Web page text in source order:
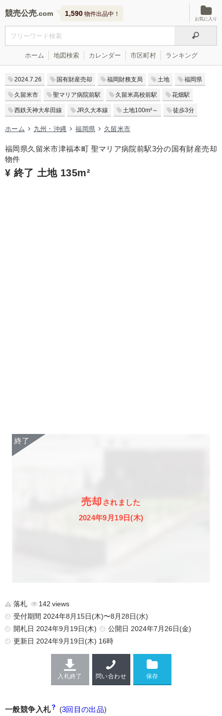
競売公売 1,590 物件出品中！
お気に入り
ホーム 地図検索 カレンダー 市区町村 ランキング
2024.7.26 国有財産売却 福岡財務支局 土地 福岡県
久留米市 聖マリア病院前駅 久留米高校前駅 花畑駅
西鉄天神大牟田線 JR久大本線 土地100m²～ 徒歩3分
ホーム 九州・沖縄 福岡県 久留米市
福岡県久留米市津福本町 聖マリア病院前駅3分の国有財産売却
物件
¥ 終了 土地 135m²
売却 されました
2024年9月19日(木)
落札
142
受付期間 2024年8月15日(木)〜8月28日(水)
開札日 2024年9月19日(木)
公開日 2024年7月26日(金)
更新日 2024年9月19日(木) 16時
入札終了 問い合わせ
一般競争入札 (3回目の出品)